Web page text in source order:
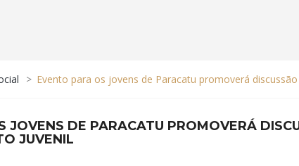
> Evento para os jovens de Paracatu promoverá
JOVENS DE PARACATU PROMOVERÁ
JUVENIL